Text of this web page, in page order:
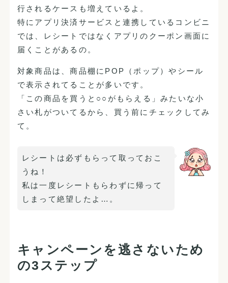
行されるケースも増えているよ。
特にアプリ決済サービスと連携しているコンビニ
では、レシートではなくアプリのクーポン画面に
届くことがあるの。
対象商品は、商品棚にPOP（ポップ）やシール
で表示されてることが多いです。
「この商品を買うと○○がもらえる」みたいな小
さい札がついてるから、買う前にチェックしてみ
て。
レシートは必ずもらって取っておこ
うね！
私は一度レシートもらわずに帰って
しまって絶望したよ…。
キャンペーンを逃さないため
の3ステップ